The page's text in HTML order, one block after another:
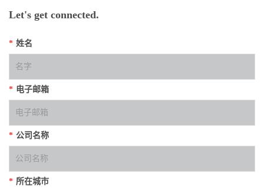
Let's get connected.
* 姓名
* 电子邮箱
* 公司名称
* 所在城市